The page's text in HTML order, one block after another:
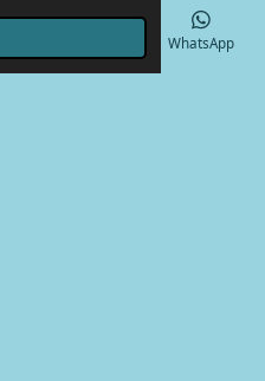
WhatsApp